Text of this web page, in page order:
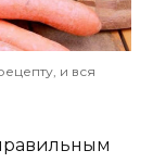
и вся